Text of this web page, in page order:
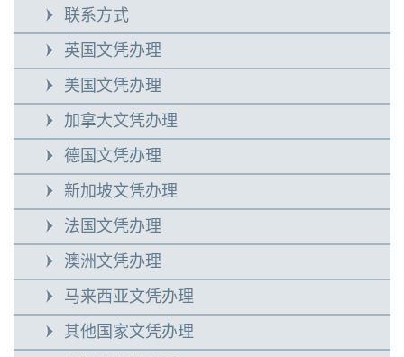
联系方式
英国文凭办理
美国文凭办理
加拿大文凭办理
德国文凭办理
新加坡文凭办理
法国文凭办理
澳洲文凭办理
马来西亚文凭办理
其他国家文凭办理